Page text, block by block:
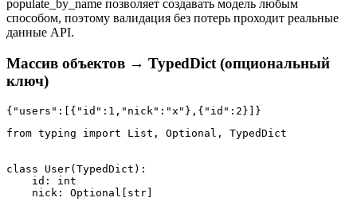
populate_by_name позволяет создавать модель любым
способом, поэтому валидация без потерь проходит реальные
данные API.
Массив объектов → TypedDict (опциональный
ключ)
{"users":[{"id":1,"nick":"x"},{"id":2}]}
from typing import List, Optional, TypedDict
class User(TypedDict):
    id: int
    nick: Optional[str]